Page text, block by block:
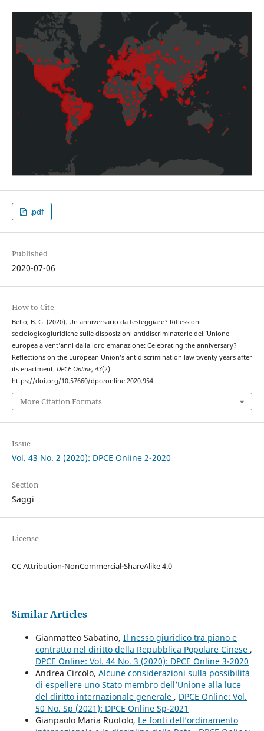
.pdf
Published
2020-07-06
How to Cite
Bello, B. G. (2020). Un anniversario da festeggiare? Riflessioni
sociologicogiuridiche sulle disposizioni antidiscriminatorie dell’Unione
europea a vent’anni dalla loro emanazione: Celebrating the anniversary?
Reflections on the European Union’s antidiscrimination law twenty years after
its enactment. DPCE Online, 43(2).
https://doi.org/10.57660/dpceonline.2020.954
More Citation Formats
Issue
Vol. 43 No. 2 (2020): DPCE Online 2-2020
Section
Saggi
License
CC Attribution-NonCommercial-ShareAlike 4.0
Similar Articles
Gianmatteo Sabatino, Il nesso giuridico tra piano e
contratto nel diritto della Repubblica Popolare Cinese ,
DPCE Online: Vol. 44 No. 3 (2020): DPCE Online 3-2020
Andrea Circolo, Alcune considerazioni sulla possibilità
di espellere uno Stato membro dell’Unione alla luce
del diritto internazionale generale , DPCE Online: Vol.
50 No. Sp (2021): DPCE Online Sp-2021
Gianpaolo Maria Ruotolo, Le fonti dell’ordinamento